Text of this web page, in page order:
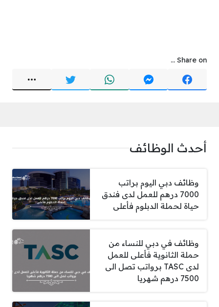
Share on ...
أحدث الوظائف
وظائف دبي اليوم براتب
7000 درهم للعمل لدى فندق
حياة لحملة الدبلوم فأعلى
وظائف في دبي للنساء من
حملة الثانوية فأعلى للعمل
لدى TASC برواتب تصل الى
7500 درهم شهريا